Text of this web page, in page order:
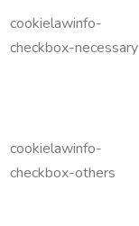
cookielawinfo-
checkbox-necessary
cookielawinfo-
checkbox-others